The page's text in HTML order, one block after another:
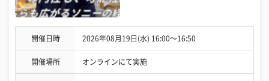
開催日時 2026年08月19日(水) 16:00〜16:50
開催場所 オンラインにて実施